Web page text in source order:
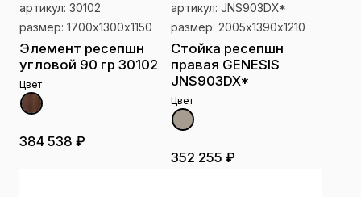
артикул: 30102
размер: 1700х1300х1150
Элемент ресепшн
угловой 90 гр 30102
Цвет
384 538 ₽
артикул: JNS903DX*
размер: 2005x1390х1210
Стойка ресепшн
правая GENESIS
JNS903DX*
Цвет
352 255 ₽